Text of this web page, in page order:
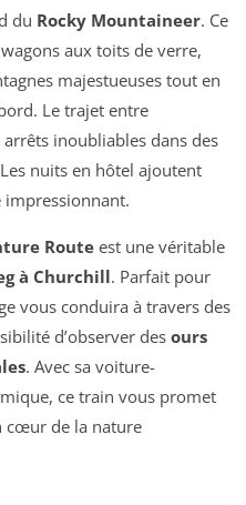
du Rocky Mountaineer. Ce
aux toits de verre,
majestueuses tout en
Le trajet entre
inoubliables dans des
nuits en hôtel ajoutent
impressionnant.
Routeest une véritable
à Churchill. Parfait pour
vous conduira à travers des
d’observer des ours
. Avec sa voiture-
ce train vous promet
cœur de la nature